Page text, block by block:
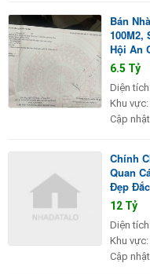
Bán
100M2,
Hội An
6.5 Tỷ
Diện
Khu vực:
Cập
Chính
Quan
Đẹp
12 Tỷ
Diện
Khu vực:
Cập